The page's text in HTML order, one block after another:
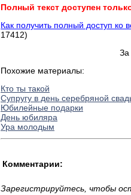
Полный текст доступен
Как получить полный доступ ко
17412)
За
Похожие материалы:
Кто ты такой
Супругу в день серебряной
Юбилейные подарки
День юбиляра
Ура молодым
Комментарии:
Зарегистрируйтесь, чтобы